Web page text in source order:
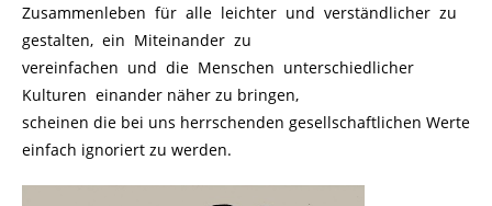
Zusammenleben für alle leichter und verständlicher zu
gestalten, ein Miteinander zu
vereinfachen und die Menschen unterschiedlicher
Kulturen einander näher zu bringen,
scheinen die bei uns herrschenden gesellschaftlichen Werte
einfach ignoriert zu werden.